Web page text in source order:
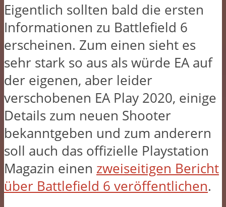
Eigentlich sollten bald die ersten
Informationen zu Battlefield 6
erscheinen. Zum einen sieht es
sehr stark so aus als würde EA auf
der eigenen, aber leider
verschobenen EA Play 2020, einige
Details zum neuen Shooter
bekanntgeben und zum anderern
soll auch das offizielle Playstation
Magazin einen zweiseitigen Bericht
über Battlefield 6 veröffentlichen.